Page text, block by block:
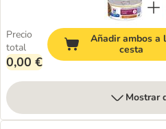
Precio
total
0,00 €
Añadir ambos a
cesta
Mostrar